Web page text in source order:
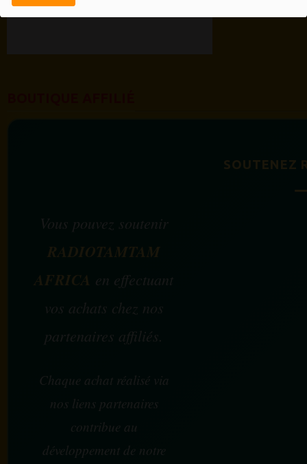
SOUTENEZ
Vous pouvez soutenir
RADIOTAMTAM
AFRICA en effectuant
vos achats chez nos
partenaires affiliés.
Chaque achat réalisé via
nos liens partenaires
contribue au
développement de notre